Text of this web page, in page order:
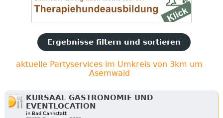
Ergebnisse filtern und sortieren
aktuelle Partyservices im Umkreis von 3km um
Asemwald
KURSAAL GASTRONOMIE UND
EVENTLOCATION
in Bad Cannstatt